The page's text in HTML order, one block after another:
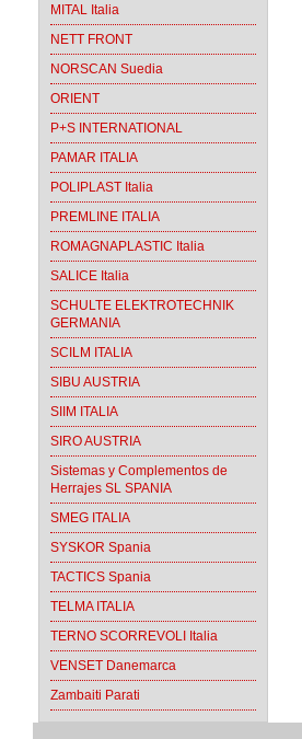
MITAL Italia
NETT FRONT
NORSCAN Suedia
ORIENT
P+S INTERNATIONAL
PAMAR ITALIA
POLIPLAST Italia
PREMLINE ITALIA
ROMAGNAPLASTIC Italia
SALICE Italia
SCHULTE ELEKTROTECHNIK
GERMANIA
SCILM ITALIA
SIBU AUSTRIA
SIIM ITALIA
SIRO AUSTRIA
Sistemas y Complementos de
Herrajes SL SPANIA
SMEG ITALIA
SYSKOR Spania
TACTICS Spania
TELMA ITALIA
TERNO SCORREVOLI Italia
VENSET Danemarca
Zambaiti Parati